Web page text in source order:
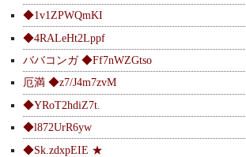
◆1v1ZPWQmKI
◆4RALeHt2Lppf
ババコンガ ◆Ff7nWZGtso
厄満 ◆z7/J4m7zvM
◆YRoT2hdiZ7t.
◆l872UrR6yw
◆Sk.zdxpEIE ★